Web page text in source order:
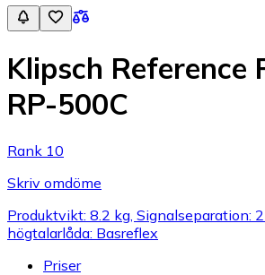
Klipsch Reference
RP-500C
Rank 10
Skriv omdöme
Produktvikt: 8.2 kg, Signalseparation:
högtalarlåda: Basreflex
Priser